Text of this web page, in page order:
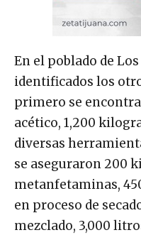
En el poblado de
identificados los
primero se
acético, 1,200
diversas
se aseguraron 200
metanfetaminas,
en proceso de
mezclado, 3,000